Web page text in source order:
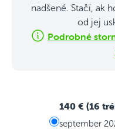
nadšené. Stačí, ak
od jej
Podrobné
140 € (16
september